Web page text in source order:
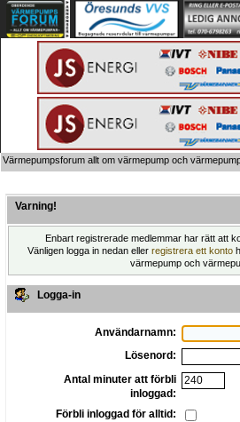
Värmepumpsforum allt om värmepump och
Varning!
Enbart registrerade medlemmar har rätt att
Vänligen logga in nedan eller registrera ett konto
värmepump och
Logga-in
Användarnamn:
Lösenord:
Antal minuter att förbli
inloggad:
Förbli inloggad för alltid: